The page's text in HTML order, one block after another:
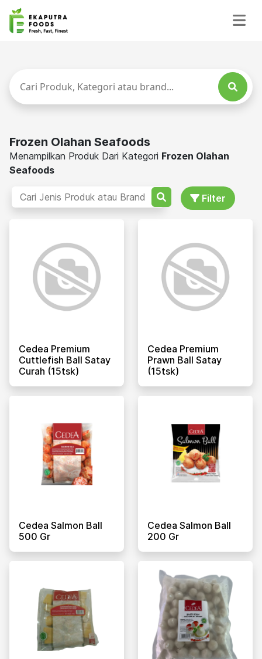
Frozen Olahan Seafoods
Menampilkan Produk Dari Kategori Frozen Olahan
Seafoods
Filter
Cedea Premium
Cuttlefish Ball Satay
Curah (15tsk)
Cedea Premium
Prawn Ball Satay
(15tsk)
Cedea Salmon Ball
500 Gr
Cedea Salmon Ball
200 Gr